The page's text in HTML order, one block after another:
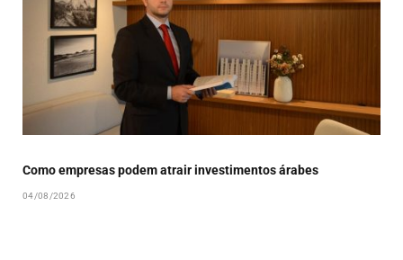
Como empresas podem atrair investimentos árabes
04/08/2026